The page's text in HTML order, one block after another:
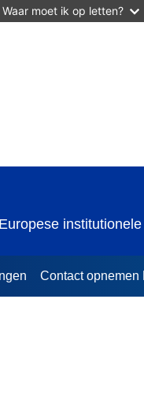
Waar moet ik op letten?
Contact opnemen